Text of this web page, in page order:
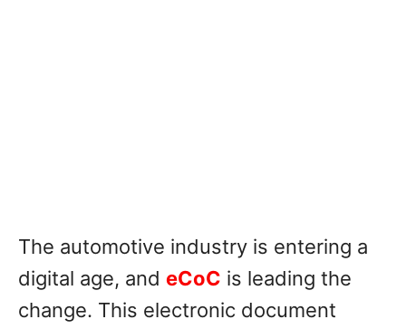
The automotive industry is entering a
digital age, and eCoC is leading the
change. This electronic document